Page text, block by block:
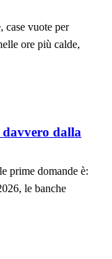
case vuote per
ore più calde,
dalla
prime domande è:
le banche